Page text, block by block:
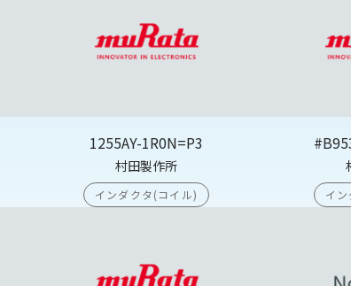
1255AY-1R0N=P3
村田製作所
インダクタ(コイル) イ